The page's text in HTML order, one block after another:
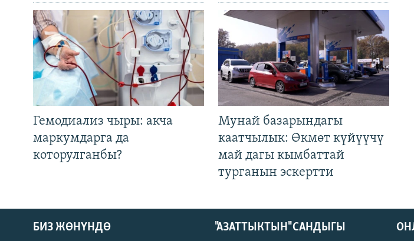
Гемодиализ чыры: акча
маркумдарга да
которулганбы?
Мунай базарындагы
каатчылык: Өкмөт күйүүчү
май дагы кымбаттай
турганын эскертти
БИЗ ЖӨНҮНДӨ "АЗАТТЫКТЫН" САНДЫГЫ